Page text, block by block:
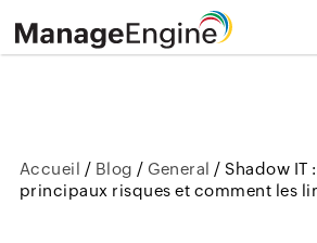
Accueil / Blog /General /Shadow IT
principaux risques et comment les